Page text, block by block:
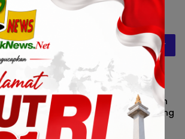
email, dan situs web saya pada
untuk komentar saya berikutnya.
Education Day 2026 Ajak Ratusan
Pelajar Mengenal Teknologi dan Peluang
Industri Otomotif